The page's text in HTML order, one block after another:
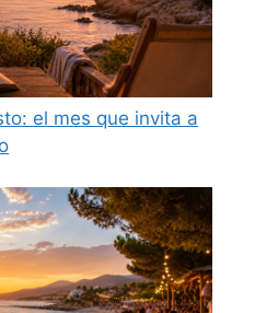
el mes que invita a